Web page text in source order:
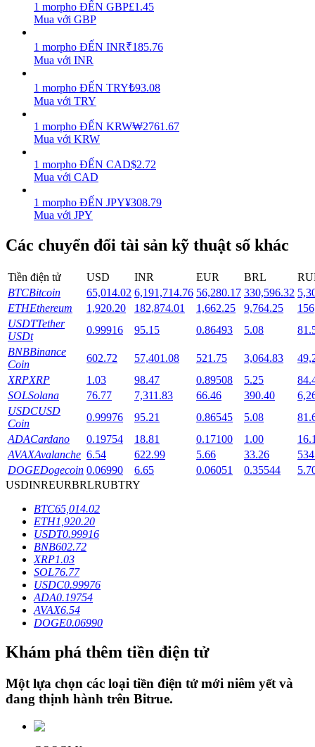
Staking
Lợi nhuận cao và truy cập ngay lập tức
Launchpool
Đặt cọc linh hoạt để kiếm được các token phổ biến.
Khóa BTR
Khoản vay
1 morpho ĐẾN GBP£1.45
Mua với GBP
1 morpho ĐẾN INR₹185.76
Mua với INR
1 morpho ĐẾN TRY₺93.08
Mua với TRY
1 morpho ĐẾN KRW₩2761.67
Mua với KRW
1 morpho ĐẾN CAD$2.72
Mua với CAD
1 morpho ĐẾN JPY¥308.79
Mua với JPY
Các chuyển đổi tài sản kỹ thuật số khác
Tiền điện tử USD INR EUR BRL
BTCBitcoin 65,014.02 6,191,714.76 56,280.17 330,596.32
ETHEthereum 1,920.20 182,874.01 1,662.25 9,764.25
USDTTether
USDt
0.99916 95.15 0.86493 5.08
BNBBinance
Coin
602.72 57,401.08 521.75 3,064.83
XRPXRP 1.03 98.47 0.89508 5.25
SOLSolana 76.77 7,311.83 66.46 390.40
USDCUSD
Coin
0.99976 95.21 0.86545 5.08
ADACardano 0.19754 18.81 0.17100 1.00
AVAXAvalanche 6.54 622.99 5.66 33.26
DOGEDogecoin 0.06990 6.65 0.06051 0.35544
USDINREURBRLRUBTRY
BTC65,014.02
ETH1,920.20
USDT0.99916
BNB602.72
XRP1.03
SOL76.77
USDC0.99976
ADA0.19754
AVAX6.54
DOGE0.06990
Khám phá thêm tiền điện tử
Một lựa chọn các loại tiền điện tử mới niêm yết và
đang thịnh hành trên Bitrue.